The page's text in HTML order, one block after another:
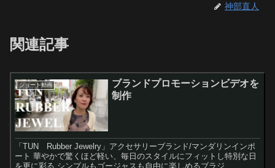
神部直人
関連記事
ショート動画
ブランドプロモーションビデオを
制作
「TUN Rubber Jewelry」アクセサリーブランド/マンダリンインポ
ート 華やかで驚くほど軽い、毎日のスタイルにフィットし特別な日
を更に彩る シンプルもゴージャスも自由に楽しめるブラジ...